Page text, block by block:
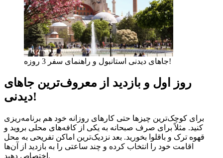
جاهای دیدنی استانبول و راهنمای سفر 3 روزه!
روز اول و بازدید از معروف‌ترین جاهای
دیدنی!
برای کوچک‌ترین چیزها حتی کارهای روزانه خود هم برنامه‌ریزی
کنید. مثلاً برای صرف صبحانه به یکی از کافه‌های محلی بروید و
قهوه ترک و باقلوا بخورید. بعد نزدیک‌ترین اماکن تفریحی به محل
اقامت خود را انتخاب کرده و چند ساعتی را به بازدید از آن‌ها
اختصاص دهید.